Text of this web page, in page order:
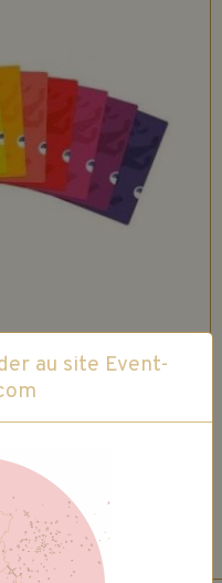
- 90g/m2
TTC
site Event-